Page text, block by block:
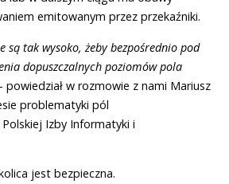
emitowanym przez przekaźniki.
są tak wysoko, żeby bezpośrednio pod
dopuszczalnych poziomów pola
powiedział w rozmowie z nami Mariusz
problematyki pól
Izby Informatyki i
jest bezpieczna.